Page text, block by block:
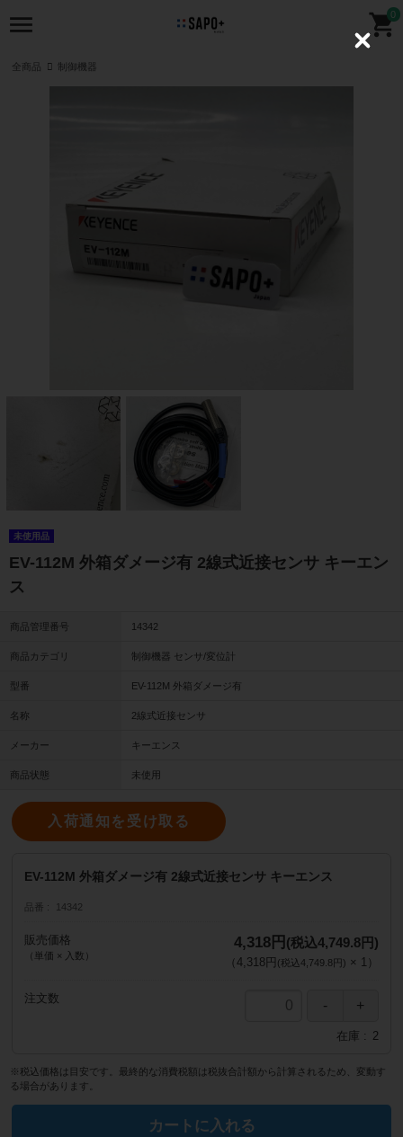
0
全商品 制御機器
未使用品
EV-112M 外箱ダメージ有 2線式近接センサ キーエン
ス
商品管理番号 14342
商品カテゴリ 制御機器 センサ/変位計
型番 EV-112M 外箱ダメージ有
名称 2線式近接センサ
メーカー キーエンス
商品状態 未使用
入荷通知を受け取る
EV-112M 外箱ダメージ有 2線式近接センサ キーエンス
品番 14342
販売価格
（単価 × 入数）
4,318円 (税込4,749.8円)
（4,318円 (税込4,749.8円) × 1）
注文数
在庫 2
※税込価格は目安です。最終的な消費税額は税抜合計額から計算されるため、変動す
る場合があります。
カートに入れる
C